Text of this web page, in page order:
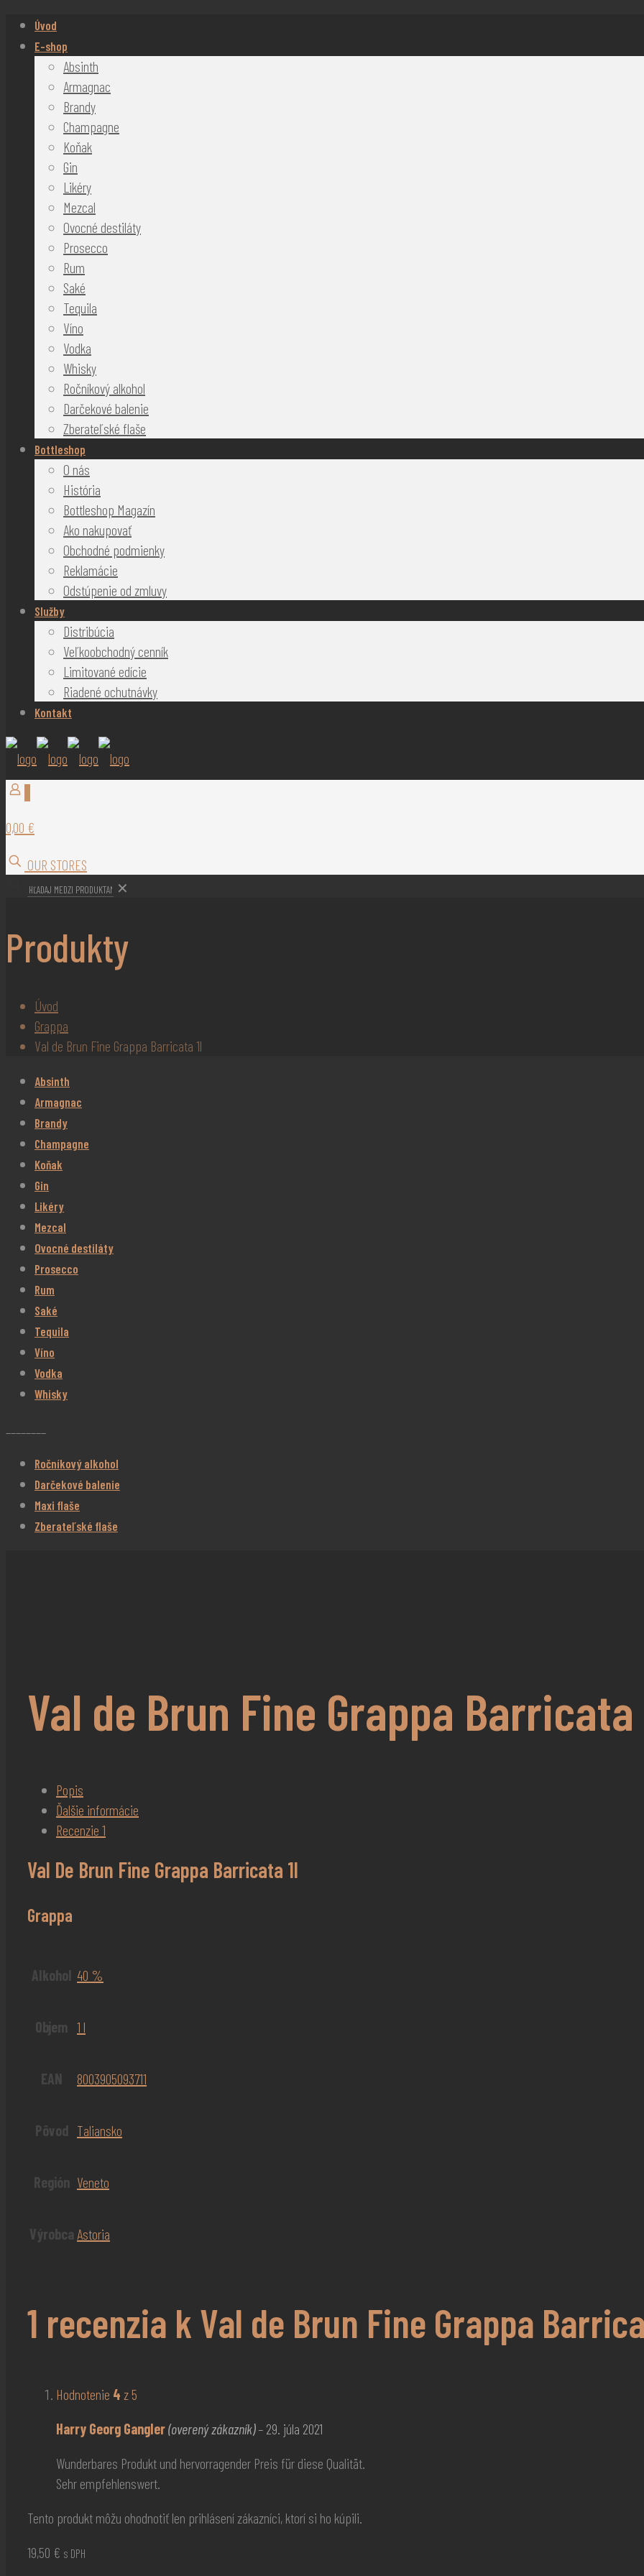
Úvod
E-shop
Absinth
Armagnac
Brandy
Champagne
Koňak
Gin
Likéry
Mezcal
Ovocné destiláty
Prosecco
Rum
Saké
Tequila
Víno
Vodka
Whisky
Ročníkový alkohol
Darčekové balenie
Zberateľské flaše
Bottleshop
O nás
História
Bottleshop Magazín
Ako nakupovať
Obchodné podmienky
Reklamácie
Odstúpenie od zmluvy
Služby
Distribúcia
Veľkoobchodný cenník
Limitované edície
Riadené ochutnávky
Kontakt
0,00 €
OUR STORES
✕
Produkty
Úvod
Grappa
Val de Brun Fine Grappa Barricata 1l
Absinth
Armagnac
Brandy
Champagne
Koňak
Gin
Likéry
Mezcal
Ovocné destiláty
Prosecco
Rum
Saké
Tequila
Víno
Vodka
Whisky
Ročníkový alkohol
Darčekové balenie
Maxi flaše
Zberateľské flaše
Val de Brun Fine Grappa Barricata
Popis
Ďalšie informácie
Recenzie 1
Val De Brun Fine Grappa Barricata 1l
Grappa
Alkohol 40 %
Objem 1 l
EAN 8003905093711
Pôvod Taliansko
Región Veneto
Výrobca Astoria
1 recenzia kVal de Brun Fine Grappa
Hodnotenie 4 z 5
Harry Georg Gangler(overený zákazník)– 29. júla 2021
Wunderbares Produkt und hervorragender Preis für diese Qualität.
Sehr empfehlenswert.
Tento produkt môžu ohodnotiť len prihlásení zákazníci, ktorí si ho kúpili.
19,50 € s DPH